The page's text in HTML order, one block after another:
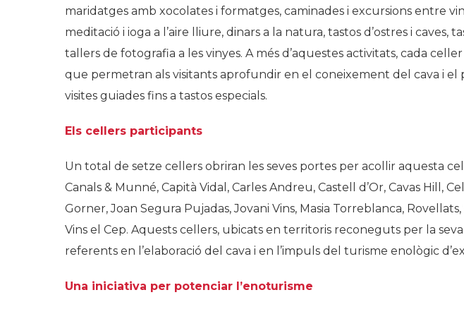
maridatges amb xocolates i formatges, caminades i excursions entre
meditació i ioga a l’aire lliure, dinars a la natura, tastos d’ostres i caves,
tallers de fotografia a les vinyes. A més d’aquestes activitats, cada
que permetran als visitants aprofundir en el coneixement del cava i el
visites guiades fins a tastos especials.
Els cellers participants
Un total de setze cellers obriran les seves portes per acollir aquesta
Canals & Munné, Capità Vidal, Carles Andreu, Castell d’Or, Cavas Hill,
Gorner, Joan Segura Pujadas, Jovani Vins, Masia Torreblanca,
Vins el Cep. Aquests cellers, ubicats en territoris reconeguts per la
referents en l’elaboració del cava i en l’impuls del turisme enològic
Una iniciativa per potenciar l’enoturisme